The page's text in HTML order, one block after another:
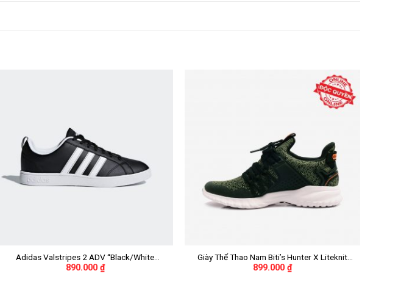
Adidas Valstripes 2 ADV “Black/White
Stripes” Nữ
890.000 ₫
Giày Thể Thao Nam Biti’s Hunter X Liteknit
DSMH02201REU (Rêu)
899.000₫